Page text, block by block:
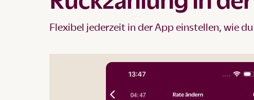
Flexibel jederzeit in der App einstellen, wie